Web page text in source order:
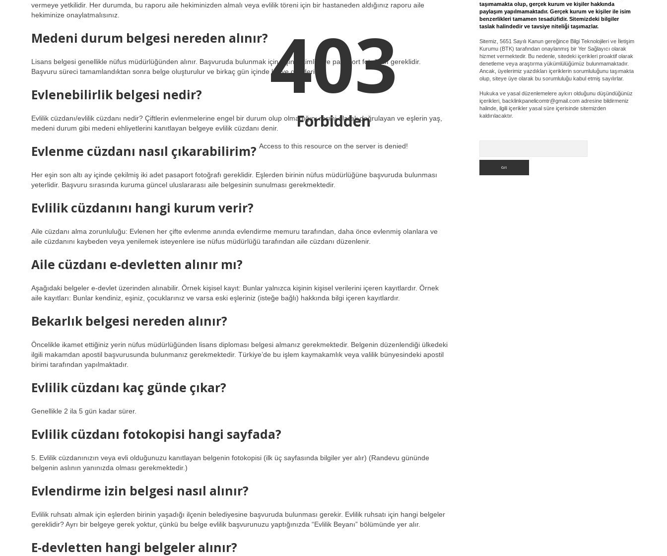
vermeye yetkilidir. Her durumda, bu raporu aile hekiminizden almalı veya evlilik töreni için bir hastaneden aldığınız raporu aile
hekiminize onaylatmalısınız.
Medeni durum belgesi nereden alınır?
Lisans belgesi genellikle nüfus müdürlüğünden alınır. Başvuruda bulunmak için kişinin kimliği ve pasaport fotoğrafı gereklidir.
Başvuru süreci tamamlandıktan sonra belge oluşturulur ve birkaç gün içinde kişiye gönderilir.
Evlenebilirlik belgesi nedir?
Evlilik cüzdanı/evlilik cüzdanı nedir? Çiftlerin evlenmelerine engel bir durum olup olmadığını resmi olarak doğrulayan ve eşlerin yaş,
medeni durum gibi medeni ehliyetlerini kanıtlayan belgeye evlilik cüzdanı denir.
Evlenme cüzdanı nasıl çıkarabilirim?
Her eşin son altı ay içinde çekilmiş iki adet pasaport fotoğrafı gereklidir. Eşlerden birinin nüfus müdürlüğüne başvuruda bulunması
yeterlidir. Başvuru sırasında kuruma güncel uluslararası aile belgesinin sunulması gerekmektedir.
Evlilik cüzdanını hangi kurum verir?
Aile cüzdanı alma zorunluluğu: Evlenen her çifte evlenme anında evlendirme memuru tarafından, daha önce evlenmiş olanlara ve
aile cüzdanını kaybeden veya yenilemek isteyenlere ise nüfus müdürlüğü tarafından aile cüzdanı düzenlenir.
Aile cüzdanı e-devletten alınır mı?
Aşağıdaki belgeler e-devlet üzerinden alınabilir. Örnek kişisel kayıt: Bunlar yalnızca kişinin kişisel verilerini içeren kayıtlardır. Örnek
aile kayıtları: Bunlar kendiniz, eşiniz, çocuklarınız ve varsa eski eşleriniz (isteğe bağlı) hakkında bilgi içeren kayıtlardır.
Bekarlık belgesi nereden alınır?
Öncelikle ikamet ettiğiniz yerin nüfus müdürlüğünden lisans diploması belgesi almanız gerekmektedir. Belgenin düzenlendiği ülkedeki
ilgili makamdan apostil başvurusunda bulunmanız gerekmektedir. Türkiye’de bu işlem kaymakamlık veya valilik bünyesindeki apostil
birimi tarafından yapılmaktadır.
Evlilik cüzdanı kaç günde çıkar?
Genellikle 2 ila 5 gün kadar sürer.
Evlilik cüzdanı fotokopisi hangi sayfada?
5. Evlilik cüzdanınızın veya evli olduğunuzu kanıtlayan belgenin fotokopisi (ilk üç sayfasında bilgiler yer alır) (Randevu gününde
belgenin aslının yanınızda olması gerekmektedir.)
Evlendirme izin belgesi nasıl alınır?
Evlilik ruhsatı almak için eşlerden birinin yaşadığı ilçenin belediyesine başvuruda bulunması gerekir. Evlilik ruhsatı için hangi belgeler
gereklidir? Ayrı bir belgeye gerek yoktur, çünkü bu belge evlilik başvurunuzu yaptığınızda “Evlilik Beyanı” bölümünde yer alır.
E-devletten hangi belgeler alınır?
taşımamakta olup, gerçek kurum ve kişiler hakkında
paylaşım yapılmamaktadır. Gerçek kurum ve kişiler ile isim
benzerlikleri tamamen tesadüfidir. Sitemizdeki bilgiler
taslak halindedir ve tavsiye niteliği taşımazlar.
Sitemiz, 5651 Sayılı Kanun gereğince Bilgi Teknolojileri ve İletişim
Kurumu (BTK) tarafından onaylanmış bir Yer Sağlayıcı olarak
hizmet vermektedir. Bu nedenle, sitedeki içerikleri proaktif olarak
denetleme veya araştırma yükümlülüğümüz bulunmamaktadır.
Ancak, üyelerimiz yazdıkları içeriklerin sorumluluğunu taşımakta
olup, siteye üye olarak bu sorumluluğu kabul etmiş sayılırlar.
Hukuka ve yasal düzenlemelere aykırı olduğunu düşündüğünüz
içerikleri, backlinkpanelicomtr@gmail.comadresine bildirmeniz
halinde, ilgili içerikler yasal süre içerisinde sitemizden
kaldırılacaktır.
403
Forbidden
Access to this resource on the server is denied!